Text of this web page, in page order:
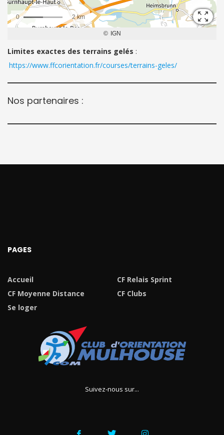
Limites exactes des terrains gelés :
https://www.ffcorientation.fr/courses/terrains-geles/
Nos partenaires :
PAGES
Accueil
CF Relais Sprint
CF Moyenne Distance
CF Clubs
Se loger
Suivez-nous sur...